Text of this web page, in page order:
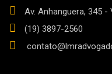
Av. Anhanguera, 345 -
(19) 3897-2560